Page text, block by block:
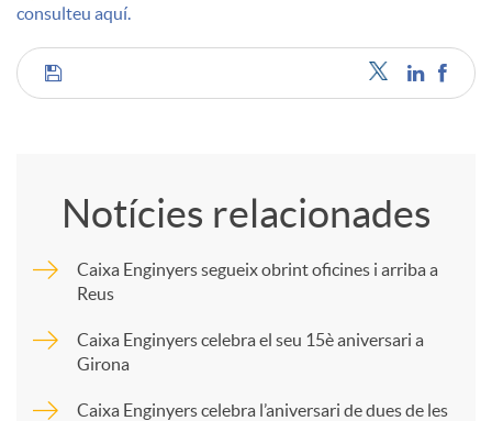
consulteu aquí.
C
Notícies relacionades
Caixa Enginyers segueix obrint oficines i arriba a
Reus
Caixa Enginyers celebra el seu 15è aniversari a
Girona
Caixa Enginyers celebra l’aniversari de dues de les